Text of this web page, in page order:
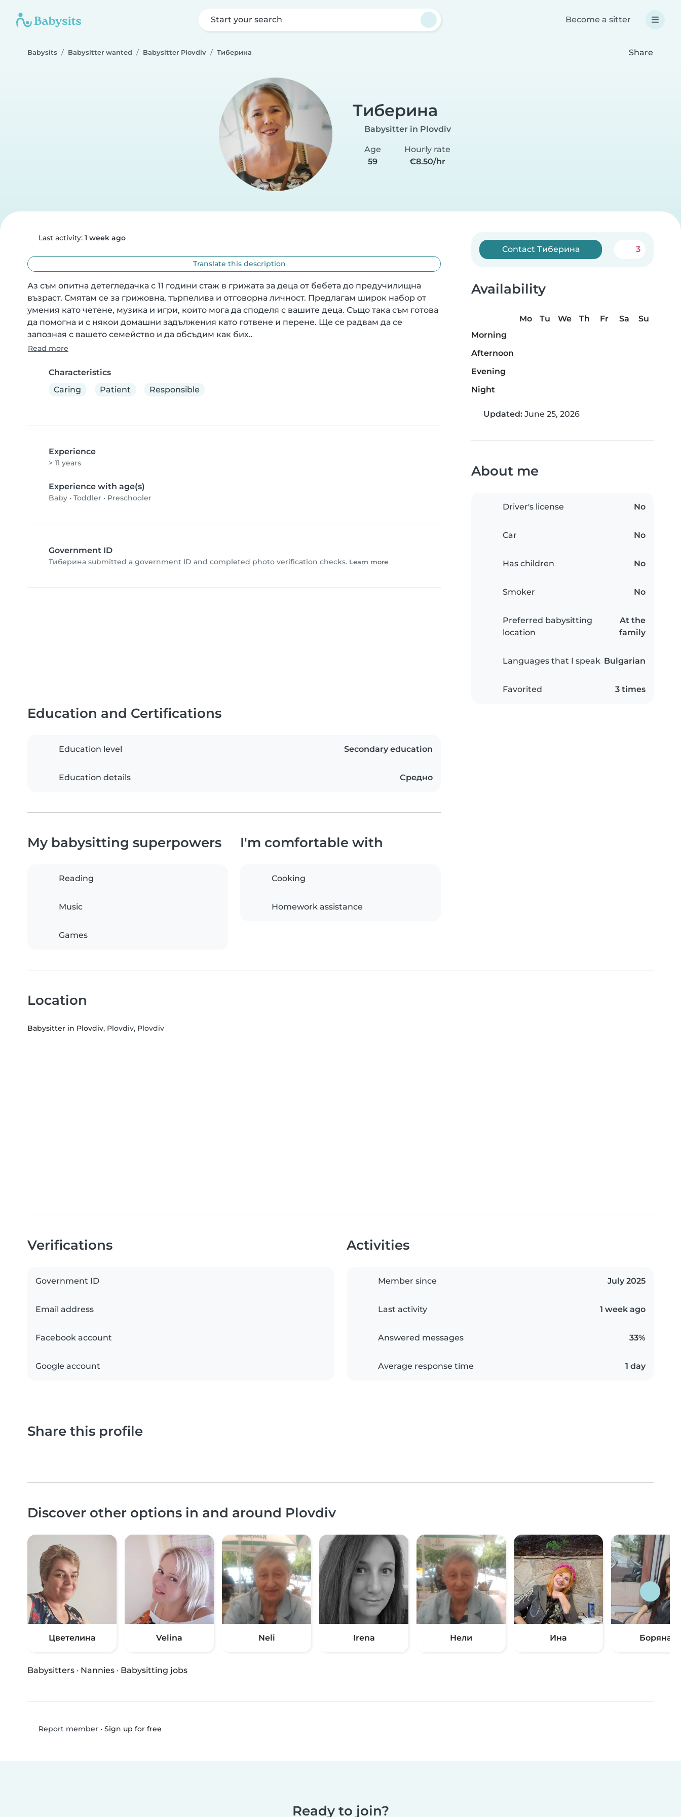
Start your search Become a sitter
Babysits Babysitter wanted Babysitter Plovdiv Тиберина Share
Тиберина
Babysitter in Plovdiv
Age
59
Hourly rate
€8.50/hr
Last activity: 1 week ago
Translate this description
Аз съм опитна детегледачка с 11 години стаж в грижата за деца от бебета до предучилищна
възраст. Смятам се за грижовна, търпелива и отговорна личност. Предлагам широк набор от
умения като четене, музика и игри, които мога да споделя с вашите деца. Също така съм готова
да помогна и с някои домашни задължения като готвене и перене. Ще се радвам да се
запозная с вашето семейство и да обсъдим как бих..
Read more
Characteristics
Caring
Patient Responsible
Experience
> 11 years
Experience with age(s)
Baby • Toddler • Preschooler
Government ID
Тиберина submitted a government ID and completed photo verification checks. Learn more
Contact Тиберина 3
Availability
Mo Tu We Th Fr Sa
Su
Morning
Afternoon
Evening
Night
Updated: June 25, 2026
About me
Driver's license No
Car No
Has children No
Smoker No
Preferred babysitting
location
At the
family
Languages that I speak Bulgarian
Favorited 3 times
Education and Certifications
Education level Secondary education
Education details Средно
My babysitting superpowers
Reading
Music
Games
I'm comfortable with
Cooking
Homework assistance
Location
Babysitter in Plovdiv, Plovdiv, Plovdiv
Verifications
Government ID
Email address
Facebook account
Google account
Activities
Member since July 2025
Last activity 1 week ago
Answered messages 33%
Average response time 1 day
Share this profile
Discover other options in and around Plovdiv
Цветелина Velina Neli Irena Нели Ина Боряна
Babysitters · Nannies · Babysitting jobs
Report member• Sign up for free
Ready to join?